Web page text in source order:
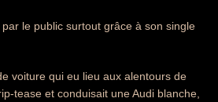
le public surtout grâce à son single
voiture qui eu lieu aux alentours de
tease et conduisait une Audi blanche,